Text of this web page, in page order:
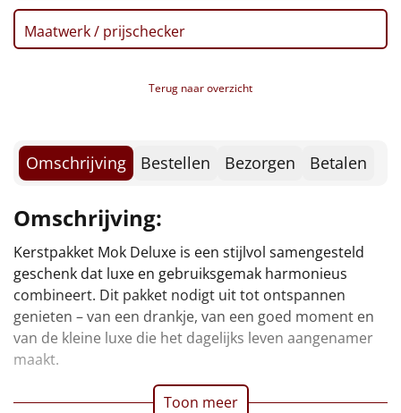
Wake up light
Slowcooker POPULAIR
Noodradio
Deken (fleece plaid)
Alle artikelen
Overige
Ideeën
Maatwerk / prijschecker
Terug naar overzicht
Omschrijving Bestellen Bezorgen Betalen
Omschrijving:
Kerstpakket Mok Deluxe is een stijlvol samengesteld
geschenk dat luxe en gebruiksgemak harmonieus
combineert. Dit pakket nodigt uit tot ontspannen
genieten – van een drankje, van een goed moment en
van de kleine luxe die het dagelijks leven aangenamer
maakt.
Toon meer